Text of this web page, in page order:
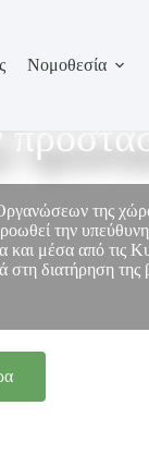
Νομοθεσία
της
την
και μέσα από τις
διατήρηση της